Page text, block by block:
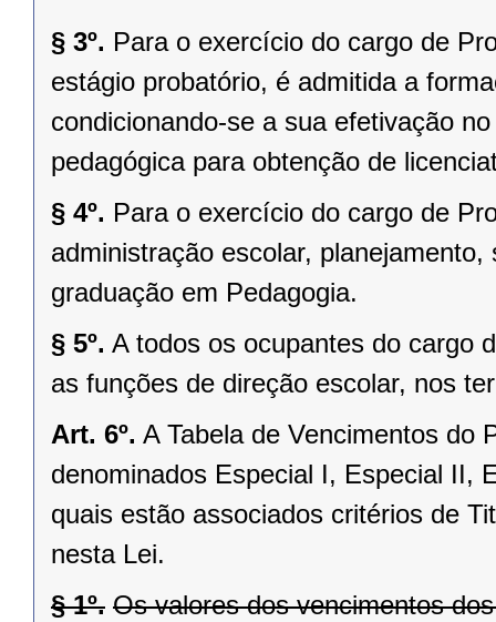
§ 3º. Para o exercício do cargo de
estágio probatório, é admitida a
condicionando-se a sua efetivação
pedagógica para obtenção de
§ 4º. Para o exercício do cargo de
administração escolar,
graduação em Pedagogia.
§ 5º. A todos os ocupantes do cargo
as funções de direção escolar, nos
Art. 6º. A Tabela de Vencimentos do
denominados Especial I, Especial II,
quais estão associados critérios de
nesta Lei.
§ 1º. Os valores dos vencimentos